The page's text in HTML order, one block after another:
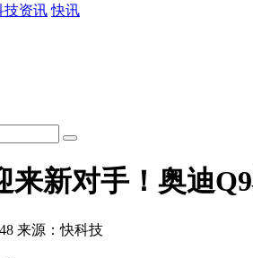
技资讯 快讯
来新对手！奥迪
来源：快科技